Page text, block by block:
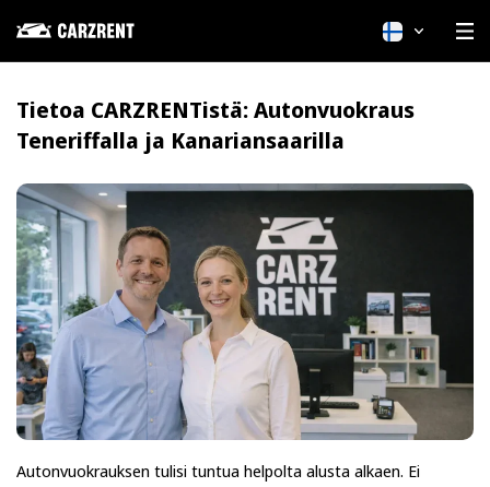
Suomi
Tietoa CARZRENTistä: Autonvuokraus
Teneriffalla ja Kanariansaarilla
Autonvuokrauksen tulisi tuntua helpolta alusta alkaen. Ei